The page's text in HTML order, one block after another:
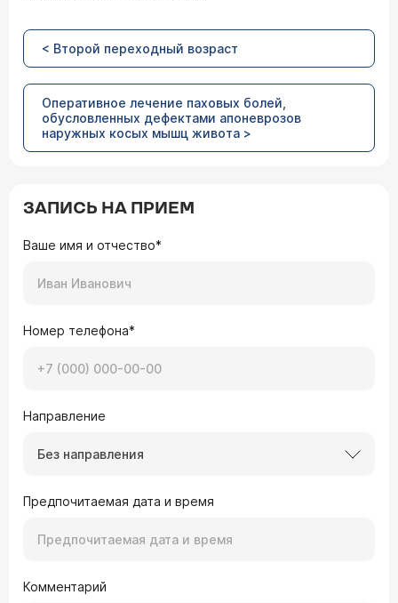
< Второй переходный возраст
Оперативное лечение паховых болей,
обусловленных дефектами апоневрозов
наружных косых мышц живота >
ЗАПИСЬ НА ПРИЕМ
Ваше имя и отчество*
Номер телефона*
Направление
Без направления
Предпочитаемая дата и время
Комментарий